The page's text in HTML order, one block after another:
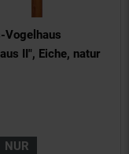
Vogelhaus
II", Eiche, natur
NUR